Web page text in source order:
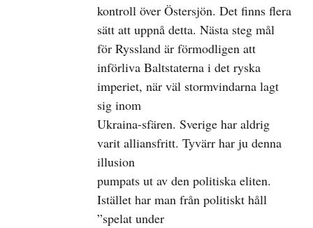
kontroll över Östersjön. Det finns flera
sätt att uppnå detta. Nästa steg mål
för Ryssland är förmodligen att
införliva Baltstaterna i det ryska
imperiet, när väl stormvindarna lagt
sig inom
Ukraina-sfären. Sverige har aldrig
varit alliansfritt. Tyvärr har ju denna
illusion
pumpats ut av den politiska eliten.
Istället har man från politiskt håll
”spelat under